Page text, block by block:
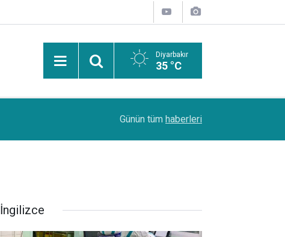
Diyarbakır
35 °C
Siirt'te koruma altındaki 5 yaban keçisini
Günün tüm haberleri
İngilizce